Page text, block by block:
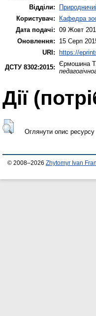
Відділи:
Користувач:
Кафедра
Дата подачі: 09 Жовт
Оновлення:
15 Серп
URI: https://
ДСТУ 8302:2015: Єрмошина
Дії
Оглянути опис ресурсу
© 2008–2026 Zhytomyr Ivan